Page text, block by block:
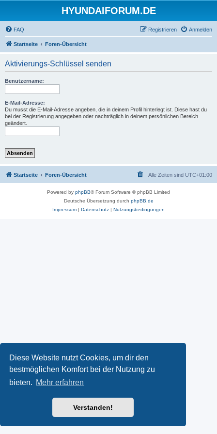
Diese Website nutzt Cookies, um dir den
bestmöglichen Komfort bei der Nutzung zu
bieten. Mehr erfahren
Verstanden!
HYUNDAIFORUM.DE
FAQ Anmelden
Registrieren
Startseite Foren-Übersicht
Aktivierungs-Schlüssel senden
Benutzername:
E-Mail-Adresse:
Du musst die E-Mail-Adresse angeben, die in deinem Profil hinterlegt ist. Diese hast du
bei der Registrierung angegeben oder nachträglich in deinem persönlichen Bereich
geändert.
Startseite Foren-Übersicht Alle Zeiten sind UTC+01:00
Powered by phpBB® Forum Software © phpBB Limited
Deutsche Übersetzung durch phpBB.de
Impressum | Datenschutz | Nutzungsbedingungen